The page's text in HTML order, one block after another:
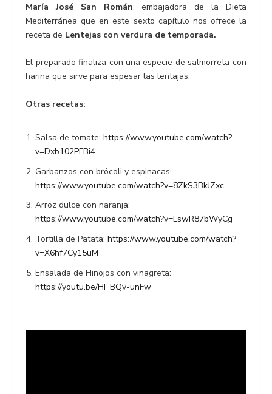
María José San Román, embajadora de la Dieta
Mediterránea que en este sexto capítulo nos ofrece la
receta de Lentejas con verdura de temporada.
El preparado finaliza con una especie de salmorreta con
harina que sirve para espesar las lentajas.
Otras recetas:
Salsa de tomate:https://www.youtube.com/watch?
v=Dxb102PFBi4
Garbanzos con brócoli y espinacas:
https://www.youtube.com/watch?v=8ZkS3BkJZxc
Arroz dulce con naranja:
https://www.youtube.com/watch?v=LswR87bWyCg
Tortilla de Patata:https://www.youtube.com/watch?
v=X6hf7Cy15uM
Ensalada de Hinojos con vinagreta:
https://youtu.be/HI_BQv-unFw